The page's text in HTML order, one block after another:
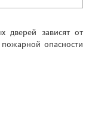
дверей зависят от
опасности